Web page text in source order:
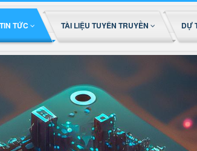
TIN TỨC TÀI LIỆU TUYÊN TRUYỀN DỰ